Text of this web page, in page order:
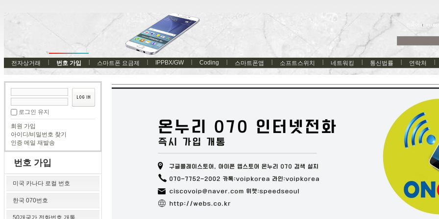
전자상거래 번호 가입 스마트폰 요금제 IPPBX/GW Coding 스마트폰앱 소프트스위치 네트워킹 통신법률 연락처
로그인 유지
회원 가입
아이디/비밀번호 찾기
인증 메일 재발송
번호 가입
미국 카나다 로컬 번호
한국 070번호
50개국가 전화번호 개통